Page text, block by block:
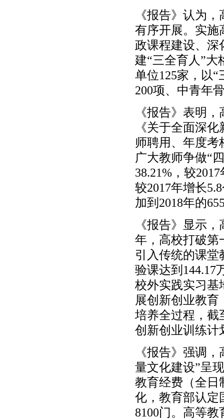
《报告》认为
有序开展。实施
政课程建设、深
建“三全育人”大
单位125家，以
200项、中青年
《报告》表明
《关于全面深
师聘用、年度
广大教师争做“
38.21%，较
较2017年增长
加到2018年的
《报告》显示
年，高校打破第
引入传统的课
验课达到144.17
校外实践实习基
展创新创业教
培养全过程，截
创新创业训练计
《报告》强调
量文化建设”呈
教育经费（全日
化，教育部认定
8100门。高等